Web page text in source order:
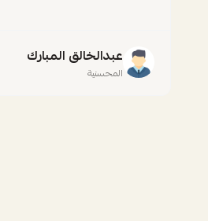
عبدالخالق المبارك
المحسنية